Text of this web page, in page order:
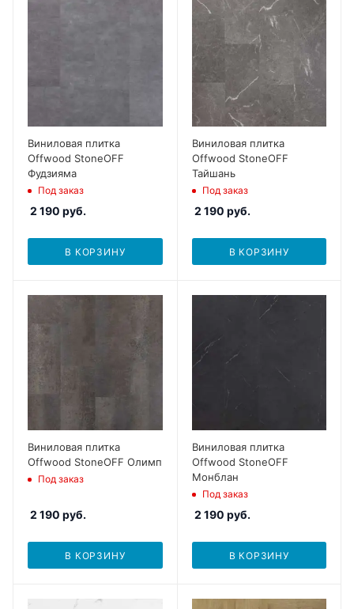
Виниловая плитка
Offwood StoneOFF
Фудзияма
Под заказ
2 190 руб.
В КОРЗИНУ
Виниловая плитка
Offwood StoneOFF
Тайшань
Под заказ
2 190 руб.
В КОРЗИНУ
Виниловая плитка
Offwood StoneOFF Олимп
Под заказ
2 190 руб.
В КОРЗИНУ
Виниловая плитка
Offwood StoneOFF
Монблан
Под заказ
2 190 руб.
В КОРЗИНУ